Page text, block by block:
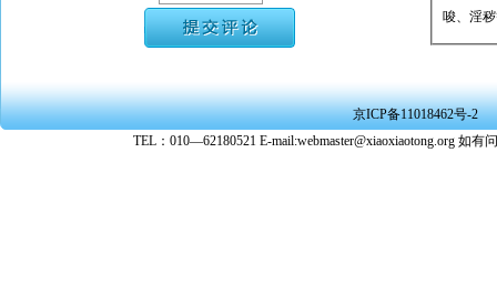
唆、淫
★ 承担
★ 在本
转载、
★ 参与
京ICP备11018462号-2
TEL：010—62180521 E-mail:webmaster@xiaoxiaotong.org 如